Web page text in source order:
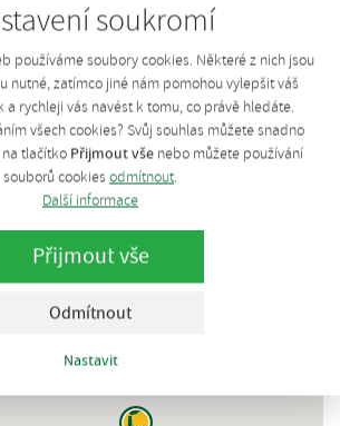
soukromí
používáme soubory cookies. Některé z nich jsou
nutné, zatímco jiné nám pomohou vylepšit váš
a rychleji vás navést k tomu, co právě hledáte.
všech cookies? Svůj souhlas můžete snadno
tlačítko Přijmout všenebo můžete používání
souborů cookies odmítnout.
Další informace
Přijmout vše
Odmítnout
Nastavit
nejsou přesné či úplné? Upravte informace